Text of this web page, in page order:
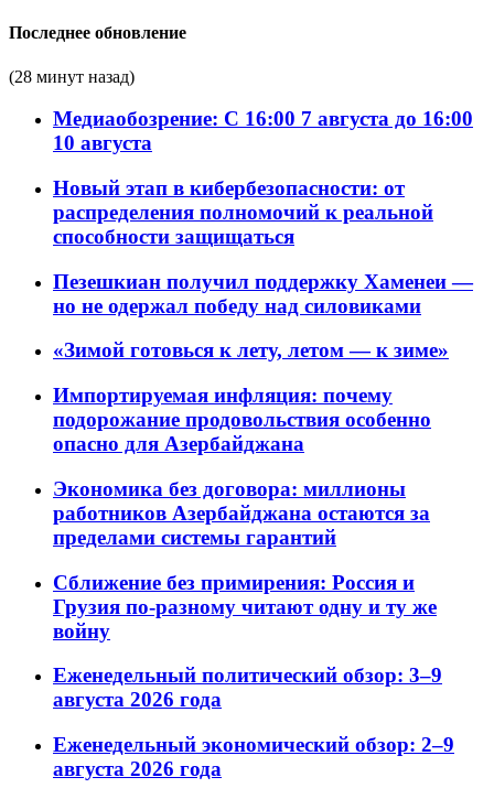
Последнее обновление
(28 минут назад)
Медиаобозрение: С 16:00 7 августа до 16:00
10 августа
Новый этап в кибербезопасности: от
распределения полномочий к реальной
способности защищаться
Пезешкиан получил поддержку Хаменеи —
но не одержал победу над силовиками
«Зимой готовься к лету, летом — к зиме»
Импортируемая инфляция: почему
подорожание продовольствия особенно
опасно для Азербайджана
Экономика без договора: миллионы
работников Азербайджана остаются за
пределами системы гарантий
Сближение без примирения: Россия и
Грузия по-разному читают одну и ту же
войну
Еженедельный политический обзор: 3–9
августа 2026 года
Еженедельный экономический обзор: 2–9
августа 2026 года